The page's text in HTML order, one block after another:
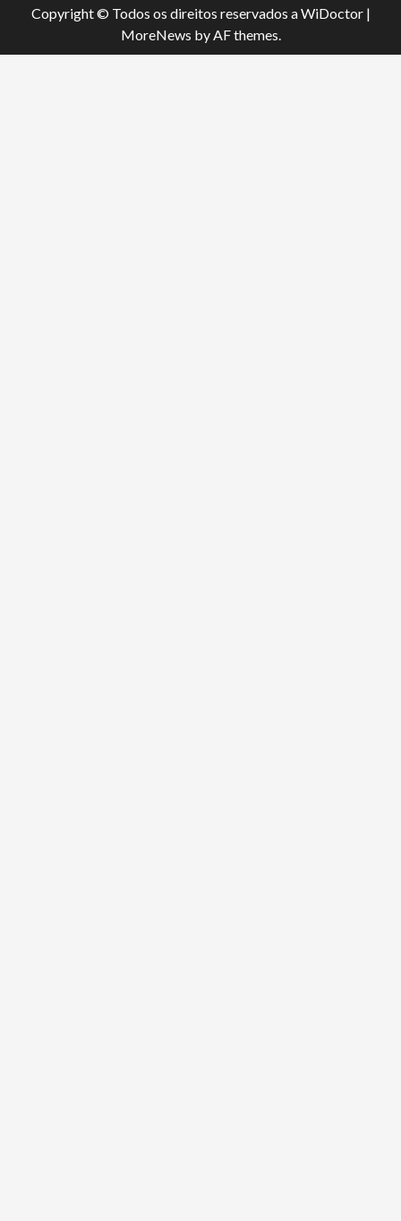
Copyright © Todos os direitos reservados a WiDoctor |
MoreNews by AF themes.